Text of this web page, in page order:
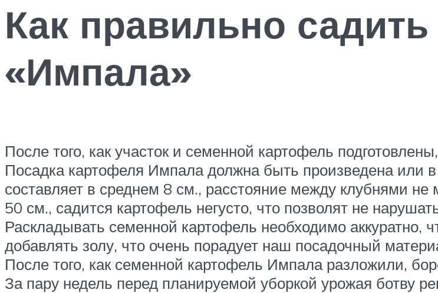
Как правильно
«Импала»
После того, как участок и семенной картофель
Посадка картофеля Импала должна быть произведена или в
составляет в среднем 8 см., расстояние между клубнями
50 см., садится картофель негусто, что позволят не
Раскладывать семенной картофель необходимо аккуратно,
добавлять золу, что очень порадует наш посадочный
После того, как семенной картофель Импала разложили,
За пару недель перед планируемой уборкой урожая ботву